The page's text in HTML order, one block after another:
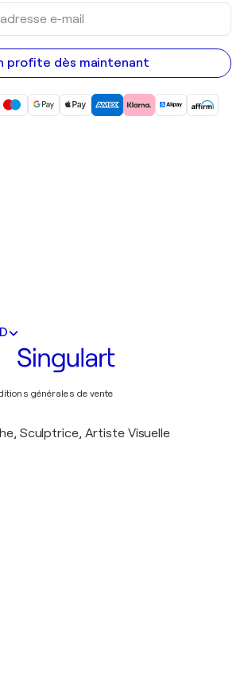
profite dès maintenant
générales de vente
Sculptrice, Artiste Visuelle